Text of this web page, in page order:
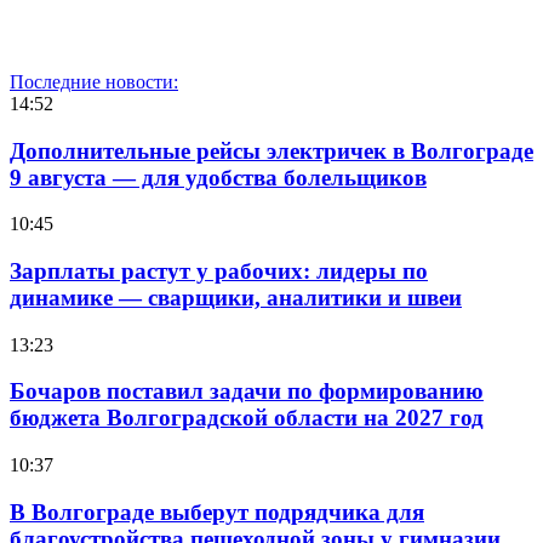
Последние новости:
14:52
Дополнительные рейсы электричек в Волгограде
9 августа — для удобства болельщиков
10:45
Зарплаты растут у рабочих: лидеры по
динамике — сварщики, аналитики и швеи
13:23
Бочаров поставил задачи по формированию
бюджета Волгоградской области на 2027 год
10:37
В Волгограде выберут подрядчика для